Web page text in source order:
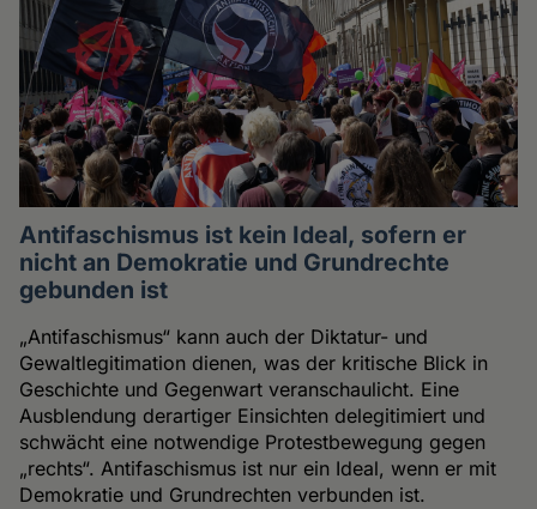
Antifaschismus ist kein Ideal, sofern er
nicht an Demokratie und Grundrechte
gebunden ist
„Antifaschismus“ kann auch der Diktatur- und
Gewaltlegitimation dienen, was der kritische Blick in
Geschichte und Gegenwart veranschaulicht. Eine
Ausblendung derartiger Einsichten delegitimiert und
schwächt eine notwendige Protestbewegung gegen
„rechts“. Antifaschismus ist nur ein Ideal, wenn er mit
Demokratie und Grundrechten verbunden ist.